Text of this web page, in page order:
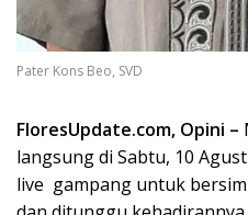
Pater Kons Beo, SVD
FloresUpdate.com, Opini –
langsung di Sabtu, 10
live gampang untuk